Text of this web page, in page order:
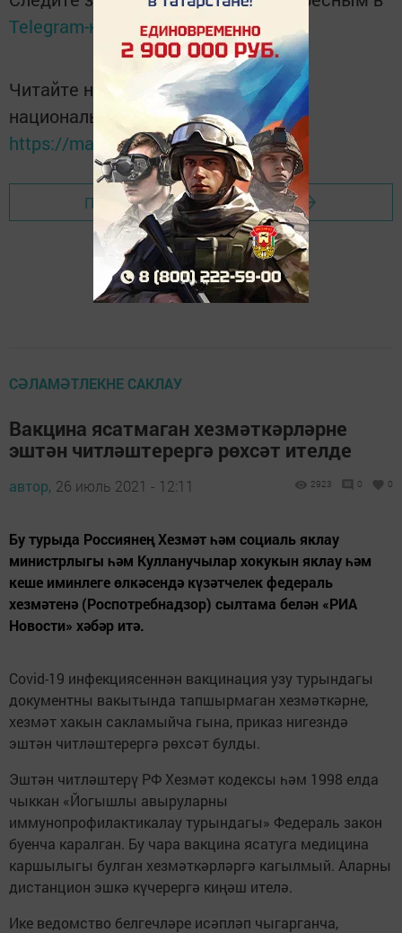
Telegram-каналеТатмедиа
Читайте новости Татарстана в
национальном мессенджере MАХ:
https://max.ru/tatmedia
Перейти на страницу новости
СӘЛАМӘТЛЕКНЕ САКЛАУ
Вакцина ясатмаган хезмәткәрләрне
эштән читләштерергә рөхсәт ителде
автор, 26 июль 2021 - 12:11 2923 0 0
Бу турыда Россиянең Хезмәт һәм социаль яклау
министрлыгы һәм Кулланучылар хокукын яклау һәм
кеше иминлеге өлкәсендә күзәтчелек федераль
хезмәтенә (Роспотребнадзор) сылтама белән «РИА
Новости» хәбәр итә.
Covid-19 инфекциясеннән вакцинация узу турындагы
документны вакытында тапшырмаган хезмәткәрне,
хезмәт хакын сакламыйча гына, приказ нигезндә
эштән читләштерергә рөхсәт булды.
Эштән читләштерү РФ Хезмәт кодексы һәм 1998 елда
чыккан «Йогышлы авыруларны
иммунопрофилактикалау турындагы» Федераль закон
буенча каралган. Бу чара вакцина ясатуга медицина
каршылыгы булган хезмәткәрләргә кагылмый. Аларны
дистанцион эшкә күчерергә киңәш ителә.
Ике ведомство белгечләре исәпләп чыгарганча,